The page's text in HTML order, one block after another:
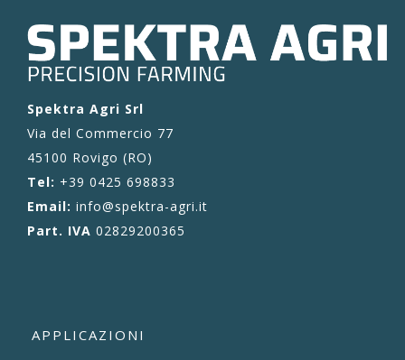
Spektra Agri Srl
Via del Commercio 77
45100 Rovigo (RO)
Tel: +39 0425 698833
Email: info@spektra-agri.it
Part. IVA 02829200365
APPLICAZIONI